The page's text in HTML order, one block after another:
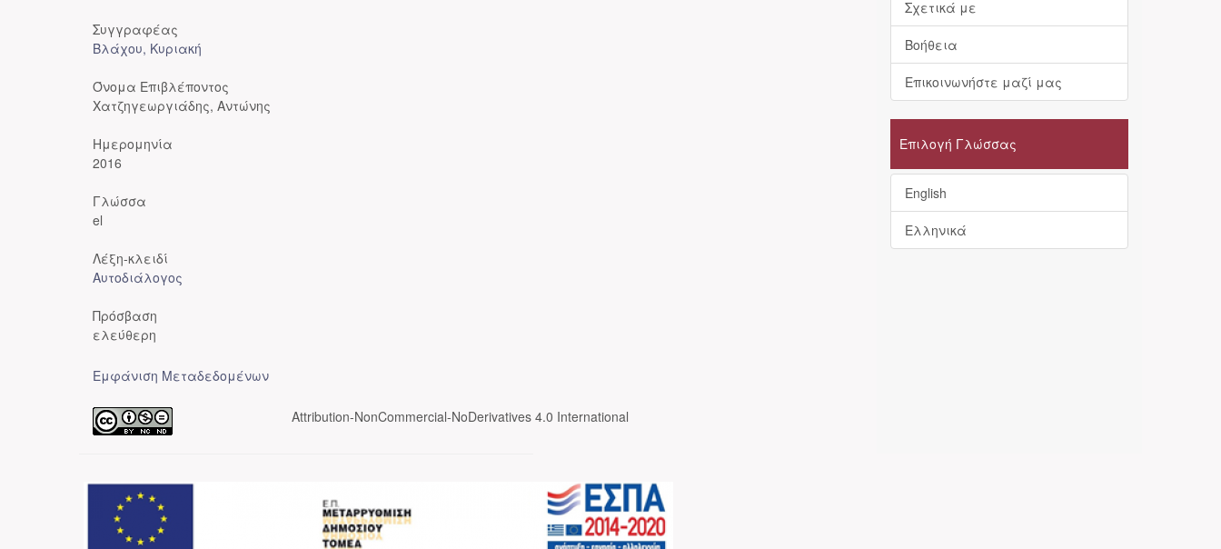
Συγγραφέας
Βλάχου, Κυριακή
Όνομα Επιβλέποντος
Χατζηγεωργιάδης, Αντώνης
Ημερομηνία
2016
Γλώσσα
el
Λέξη-κλειδί
Αυτοδιάλογος
Πρόσβαση
ελεύθερη
Εμφάνιση Μεταδεδομένων
Attribution-NonCommercial-NoDerivatives 4.0 International
Σχετικά με
Βοήθεια
Επικοινωνήστε μαζί μας
Επιλογή Γλώσσας
English
Ελληνικά